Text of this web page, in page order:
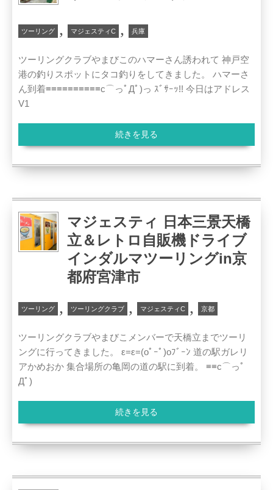
ツーリング , マジェスティC , 兵庫
ツーリングクラブやまびこのハマーさん誘われて 神戸空
港の釣りスポットにタコ釣りをしてきました。 ハマーさ
ん到着≡≡≡≡≡≡≡≡≡≡c⌒っﾟДﾟ)っ ｽﾞｻｰｯ!! 今日はアドレス
V1
続きを見る
マジェスティ 日本三景天橋
立＆レトロ自販機ドライブ
インダルマツーリングin京
都府宮津市
ツーリング , ツーリングクラブ , マジェスティC , 京都
ツーリングクラブやまびこメンバーで天橋立までツーリ
ングに行ってきました。 ε=ε=(oﾟｰﾟ)oﾌﾞｰﾝ 道の駅ガレリ
アかめおか 集合場所の亀岡の道の駅に到着。 ≡≡c⌒っﾟ
Дﾟ)
続きを見る